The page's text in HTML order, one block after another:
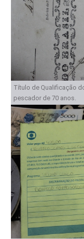
Título de Qualificação
pescador de 70 anos.